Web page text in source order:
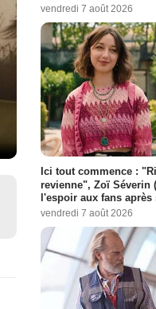
vendredi 7 août 2026
Ici tout commence :
revienne", Zoï Séverin
l'espoir aux fans après
vendredi 7 août 2026